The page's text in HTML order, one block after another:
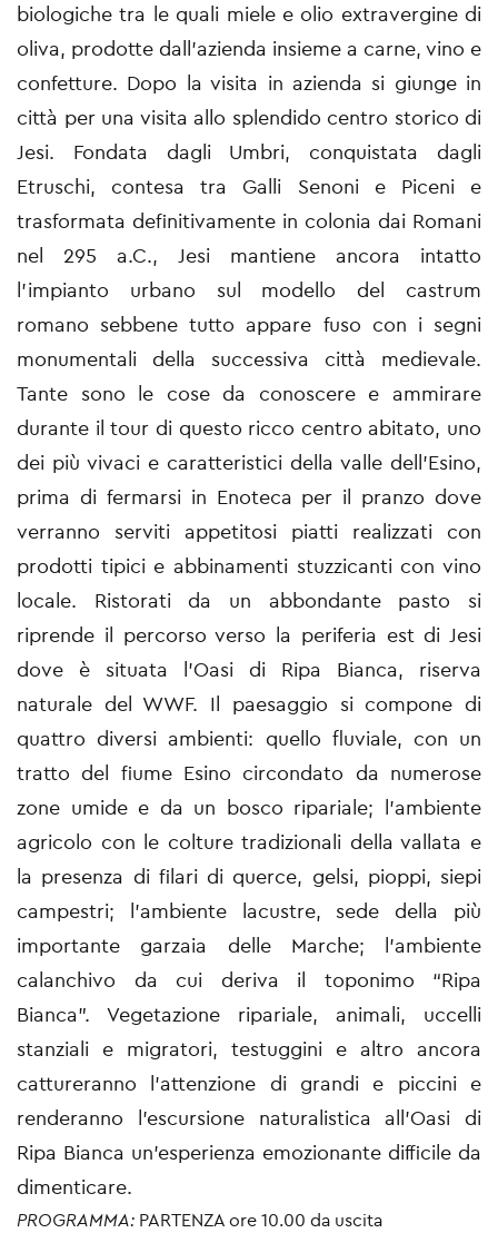
biologiche tra le quali miele e olio extravergine di
oliva, prodotte dall’azienda insieme a carne, vino e
confetture. Dopo la visita in azienda si giunge in
città per una visita allo splendido centro storico di
Jesi. Fondata dagli Umbri, conquistata dagli
Etruschi, contesa tra Galli Senoni e Piceni e
trasformata definitivamente in colonia dai Romani
nel 295 a.C., Jesi mantiene ancora intatto
l’impianto urbano sul modello del castrum
romano sebbene tutto appare fuso con i segni
monumentali della successiva città medievale.
Tante sono le cose da conoscere e ammirare
durante il tour di questo ricco centro abitato, uno
dei più vivaci e caratteristici della valle dell’Esino,
prima di fermarsi in Enoteca per il pranzo dove
verranno serviti appetitosi piatti realizzati con
prodotti tipici e abbinamenti stuzzicanti con vino
locale. Ristorati da un abbondante pasto si
riprende il percorso verso la periferia est di Jesi
dove è situata l’Oasi di Ripa Bianca, riserva
naturale del WWF. Il paesaggio si compone di
quattro diversi ambienti: quello fluviale, con un
tratto del fiume Esino circondato da numerose
zone umide e da un bosco ripariale; l’ambiente
agricolo con le colture tradizionali della vallata e
la presenza di filari di querce, gelsi, pioppi, siepi
campestri; l’ambiente lacustre, sede della più
importante garzaia delle Marche; l’ambiente
calanchivo da cui deriva il toponimo “Ripa
Bianca”. Vegetazione ripariale, animali, uccelli
stanziali e migratori, testuggini e altro ancora
cattureranno l’attenzione di grandi e piccini e
renderanno l’escursione naturalistica all’Oasi di
Ripa Bianca un’esperienza emozionante difficile da
dimenticare.
PROGRAMMA: PARTENZA ore 10.00 da uscita